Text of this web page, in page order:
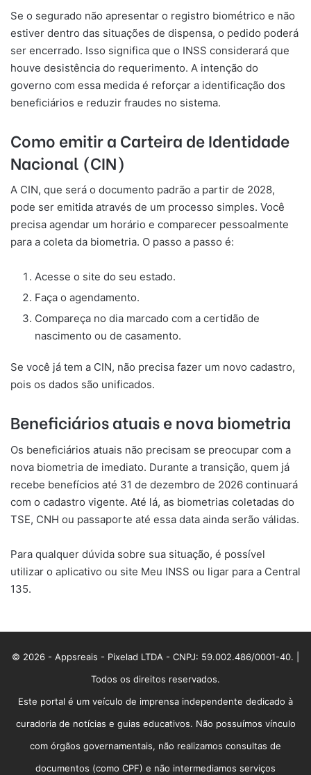
Se o segurado não apresentar o registro biométrico e não
estiver dentro das situações de dispensa, o pedido poderá
ser encerrado. Isso significa que o INSS considerará que
houve desistência do requerimento. A intenção do
governo com essa medida é reforçar a identificação dos
beneficiários e reduzir fraudes no sistema.
Como emitir a Carteira de Identidade
Nacional (CIN)
A CIN, que será o documento padrão a partir de 2028,
pode ser emitida através de um processo simples. Você
precisa agendar um horário e comparecer pessoalmente
para a coleta da biometria. O passo a passo é:
Acesse o site do seu estado.
Faça o agendamento.
Compareça no dia marcado com a certidão de
nascimento ou de casamento.
Se você já tem a CIN, não precisa fazer um novo cadastro,
pois os dados são unificados.
Beneficiários atuais e nova biometria
Os beneficiários atuais não precisam se preocupar com a
nova biometria de imediato. Durante a transição, quem já
recebe benefícios até 31 de dezembro de 2026 continuará
com o cadastro vigente. Até lá, as biometrias coletadas do
TSE, CNH ou passaporte até essa data ainda serão válidas.
Para qualquer dúvida sobre sua situação, é possível
utilizar o aplicativo ou site Meu INSS ou ligar para a Central
135.
© 2026 - Appsreais - Pixelad LTDA - CNPJ: 59.002.486/0001-40. |
Todos os direitos reservados.
Este portal é um veículo de imprensa independente dedicado à
curadoria de notícias e guias educativos. Não possuímos vínculo
com órgãos governamentais, não realizamos consultas de
documentos (como CPF) e não intermediamos serviços